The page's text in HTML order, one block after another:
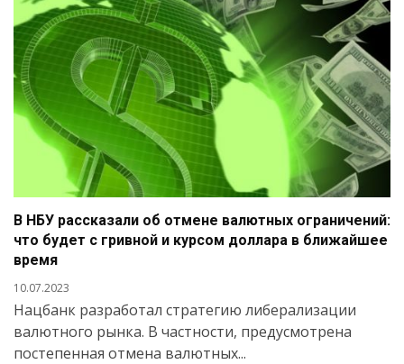
В НБУ рассказали об отмене валютных ограничений:
что будет с гривной и курсом доллара в ближайшее
время
10.07.2023
Нацбанк разработал стратегию либерализации
валютного рынка. В частности, предусмотрена
постепенная отмена валютных...